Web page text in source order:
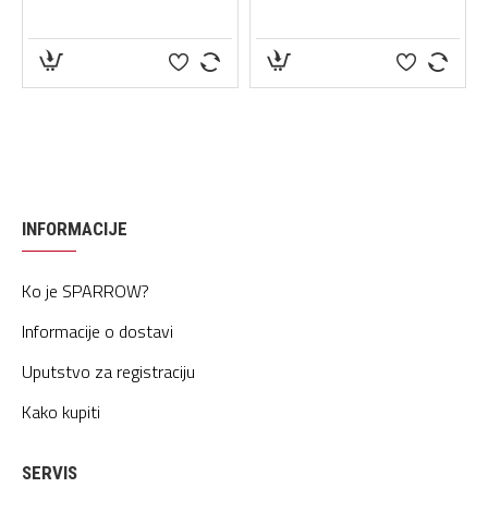
INFORMACIJE
Ko je SPARROW?
Informacije o dostavi
Uputstvo za registraciju
Kako kupiti
SERVIS